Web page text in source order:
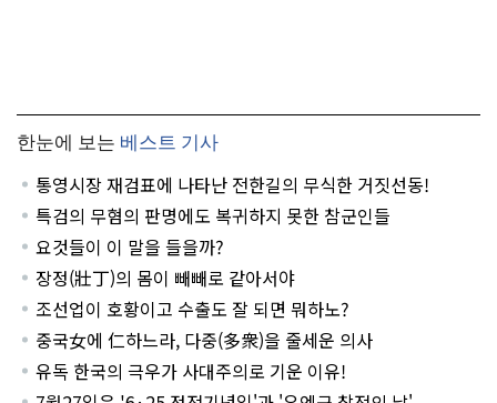
한눈에 보는 베스트 기사
통영시장 재검표에 나타난 전한길의 무식한 거짓선동!
특검의 무혐의 판명에도 복귀하지 못한 참군인들
요것들이 이 말을 들을까?
장정(壯丁)의 몸이 빼빼로 같아서야
조선업이 호황이고 수출도 잘 되면 뭐하노?
중국女에 仁하느라, 다중(多衆)을 줄세운 의사
유독 한국의 극우가 사대주의로 기운 이유!